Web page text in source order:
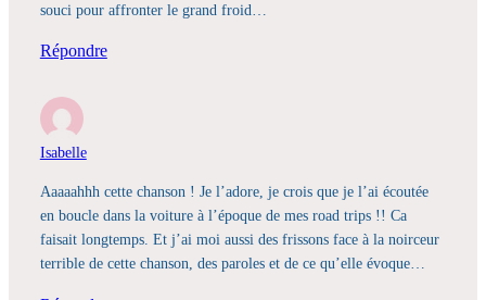
souci pour affronter le grand froid…
Répondre
Isabelle
Aaaaahhh cette chanson ! Je l’adore, je crois que je l’ai écoutée
en boucle dans la voiture à l’époque de mes road trips !! Ca
faisait longtemps. Et j’ai moi aussi des frissons face à la noirceur
terrible de cette chanson, des paroles et de ce qu’elle évoque…